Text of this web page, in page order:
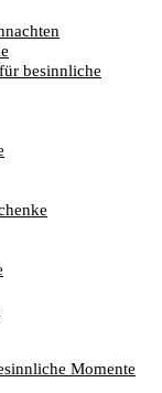
besinnliche
Momente